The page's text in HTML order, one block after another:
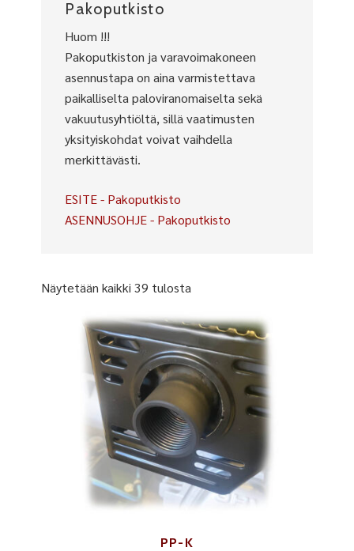
Pakoputkisto
Huom !!!
Pakoputkiston ja varavoimakoneen
asennustapa on aina varmistettava
paikalliselta paloviranomaiselta sekä
vakuutusyhtiöltä, sillä vaatimusten
yksityiskohdat voivat vaihdella
merkittävästi.
ESITE - Pakoputkisto
ASENNUSOHJE - Pakoputkisto
Näytetään kaikki 39 tulosta
PP-K